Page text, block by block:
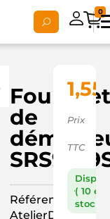
0
de
Référence
AtelierD
1,55
Prix
TTC
( 10 en
stock )